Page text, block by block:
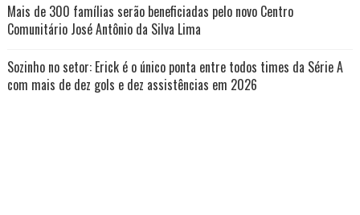
Mais de 300 famílias serão beneficiadas pelo novo Centro
Comunitário José Antônio da Silva Lima
Sozinho no setor: Erick é o único ponta entre todos times da Série A
com mais de dez gols e dez assistências em 2026